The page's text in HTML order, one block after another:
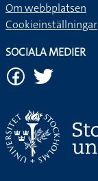
Om webbplatsen
Cookieinställningar
SOCIALA MEDIER